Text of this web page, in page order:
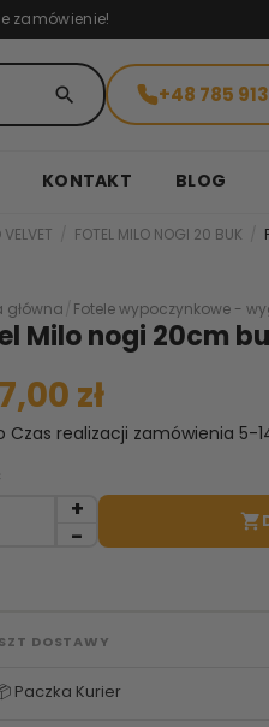
zamówienie!
search +48 785
KONTAKT BLOG
FOTEL MILO NOGI 20 BUK
główna Fotele wypoczynkowe -
Milo nogi 20cm
zł
Czas realizacji zamówienia 5-

DOSTAWY
Paczka Kurier